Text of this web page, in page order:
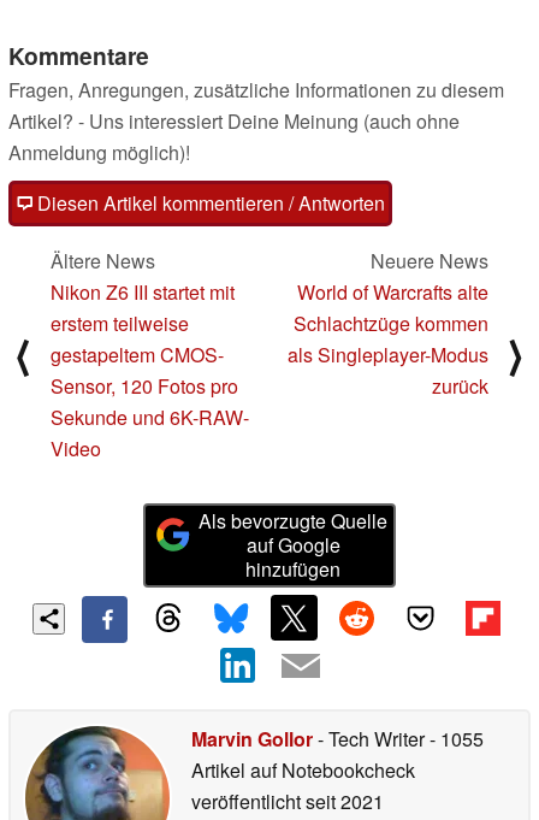
Kommentare
Fragen, Anregungen, zusätzliche Informationen zu diesem
Artikel? - Uns interessiert Deine Meinung (auch ohne
Anmeldung möglich)!
Diesen Artikel kommentieren / Antworten
⟨
Ältere News
Nikon Z6 III startet mit
erstem teilweise
gestapeltem CMOS-
Sensor, 120 Fotos pro
Sekunde und 6K-RAW-
Video
Neuere News
World of Warcrafts alte
Schlachtzüge kommen
als Singleplayer-Modus
zurück
⟩
Als bevorzugte Quelle
auf Google
hinzufügen
Marvin Gollor- Tech Writer- 1055
Artikel auf Notebookcheck
veröffentlichtseit 2021